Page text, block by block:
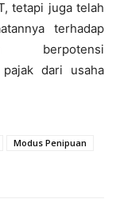
tetapi juga telah
terhadap
berpotensi
pajak dari usaha
Modus Penipuan